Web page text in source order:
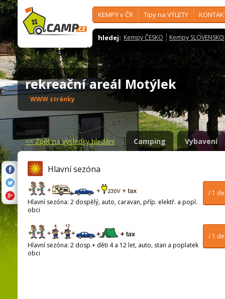
KEMPY v ČR Tipy na VÝLETY
hledej: Kempy ČESKO Kempy SLOVENSKO
rekreační areál Motýlek
WWW stránky
<<Zpět na výsledky hledání Camping Vybavení
Hlavní sezóna
/ 1
Hlavní sezóna: 2 dospělý, auto, caravan, příp. elektř. a popl.
obci
/ 1
Hlavní sezóna: 2 dosp.+ děti 4 a 12 let, auto, stan a poplatek
obci